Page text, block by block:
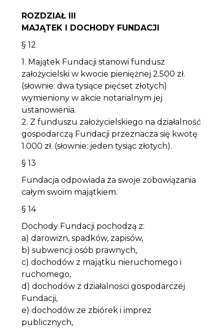
ROZDZIAŁ III
MAJĄTEK I DOCHODY FUNDACJI
§ 12
1. Majątek Fundacji stanowi fundusz
założycielski w kwocie pieniężnej 2.500 zł.
(słownie: dwa tysiące pięćset złotych)
wymieniony w akcie notarialnym jej
ustanowienia.
2. Z funduszu założycielskiego na działalność
gospodarczą Fundacji przeznacza się kwotę
1.000 zł. (słownie: jeden tysiąc złotych).
§ 13
Fundacja odpowiada za swoje zobowiązania
całym swoim majątkiem.
§ 14
Dochody Fundacji pochodzą z:
a) darowizn, spadków, zapisów,
b) subwencji osób prawnych,
c) dochodów z majątku nieruchomego i
ruchomego,
d) dochodów z działalności gospodarczej
Fundacji,
e) dochodów ze zbiórek i imprez
publicznych,